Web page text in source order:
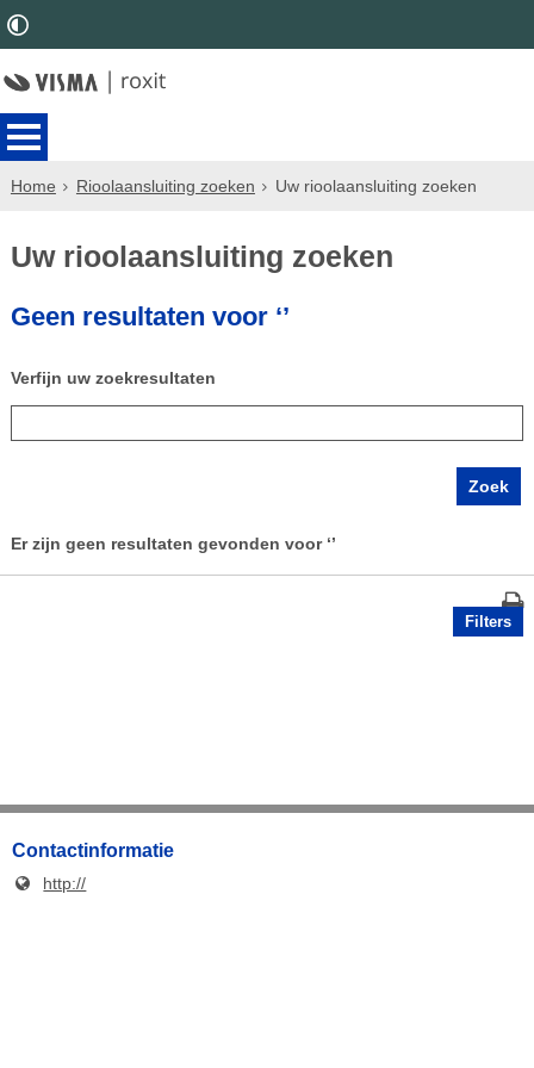
Home Rioolaansluiting zoeken Uw rioolaansluiting zoeken
Uw rioolaansluiting zoeken
Geen resultaten voor ‘’
Verfijn uw zoekresultaten
Er zijn geen resultaten gevonden voor ‘’
Filters
Contactinformatie
http://